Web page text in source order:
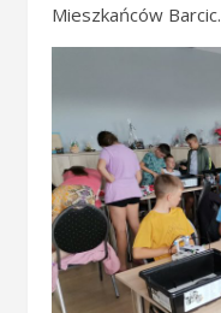
Mieszkańców Barcic.